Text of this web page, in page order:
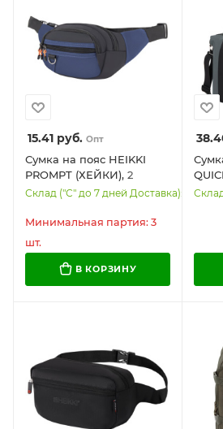
15.41 руб. Опт
Сумка на пояс HEIKKI
PROMPT (ХЕЙКИ), 2
отделения,
карман-антивор, синяя,
Склад ("С" до 7 дней Доставка): 79
Минимальная партия: 3
шт.
В КОРЗИНУ